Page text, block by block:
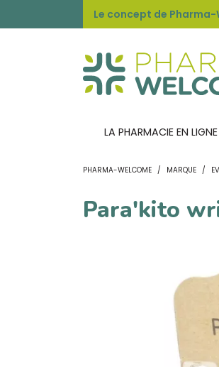
Le concept de
LA PHARMACIE EN LIGNE
PHARMA-WELCOME MARQUE
Para'kito